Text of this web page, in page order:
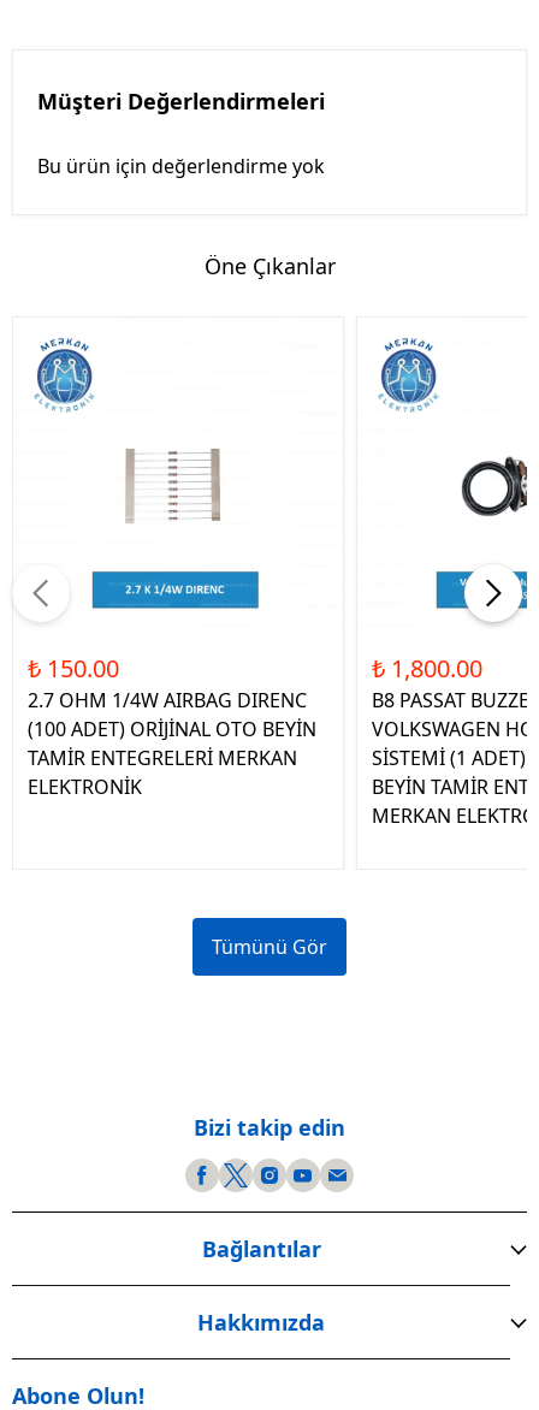
Müşteri Değerlendirmeleri
Bu ürün için değerlendirme yok
Öne Çıkanlar
₺ 150.00
2.7 OHM 1/4W AIRBAG DIRENC
(100 ADET) ORİJİNAL OTO BEYİN
TAMİR ENTEGRELERİ MERKAN
ELEKTRONİK
₺ 1,800.00
B8 PASSAT
VOLKSWAGEN
SİSTEMİ (1 ADET)
BEYİN TAMİR
MERKAN
Tümünü Gör
Bizi takip edin
Bağlantılar
Hakkımızda
Abone Olun!